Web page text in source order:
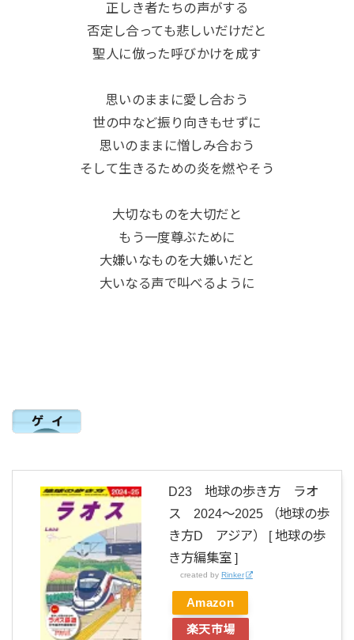
正しき者たちの声がする
否定し合っても悲しいだけだと
聖人に倣った呼びかけを成す
思いのままに愛し合おう
世の中など振り向きもせずに
思いのままに憎しみ合おう
そして生きるための炎を燃やそう
大切なものを大切だと
もう一度尊ぶために
大嫌いなものを大嫌いだと
大いなる声で叫べるように
D23 地球の歩き方 ラオ
ス 2024～2025 （地球の歩
き方D アジア） [ 地球の歩
き方編集室 ]
created by Rinker
Amazon
楽天市場